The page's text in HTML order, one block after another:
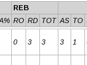
REB
RO RD TOT AS TO
0 3 3 3 1